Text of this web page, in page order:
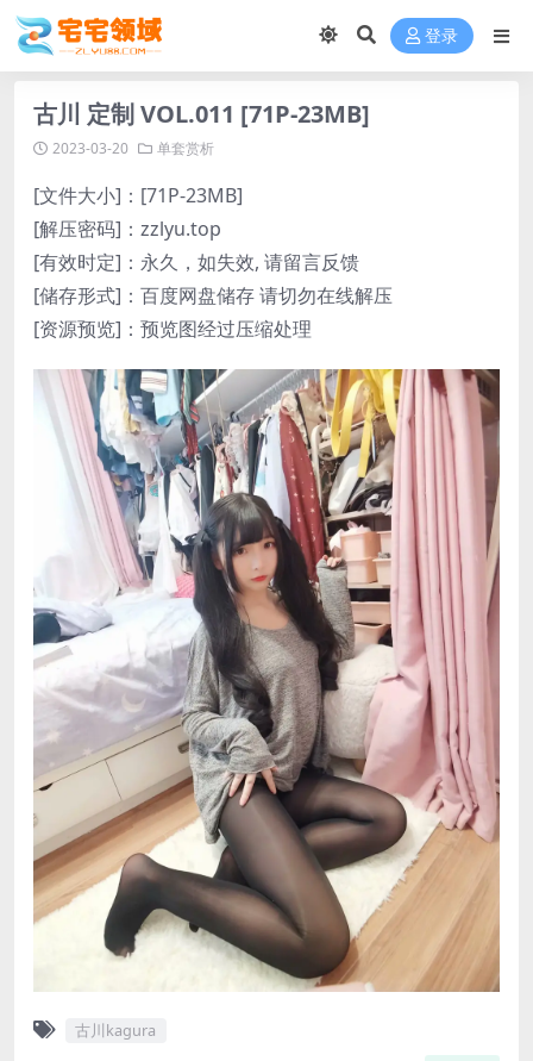
登录
古川 定制 VOL.011 [71P-23MB]
2023-03-20 单套赏析
[文件大小]：[71P-23MB]
[解压密码]：zzlyu.top
[有效时定]：永久，如失效, 请留言反馈
[储存形式]：百度网盘储存 请切勿在线解压
[资源预览]：预览图经过压缩处理
古川kagura